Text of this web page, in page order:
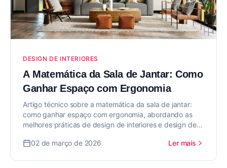
DESIGN DE INTERIORES
A Matemática da Sala de Jantar: Como
Ganhar Espaço com Ergonomia
Artigo técnico sobre a matemática da sala de jantar:
como ganhar espaço com ergonomia, abordando as
melhores práticas de design de interiores e design de
02 de março de 2026
Ler mais